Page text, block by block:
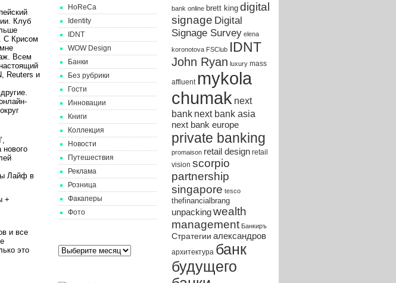
Клуб
С Крисом
Всем
Reuters и
Лайф в
+
и все
это
HoReCa
Identity
IDNT
WOW Design
Банки
Без рубрики
Гости
Инновации
Книги
Коллекция
Новости
Путешествия
Реклама
Розница
Факаперы
Фото
bank online brett king digital
signage Digital
Signage Survey elena
koronotova FSClub IDNT
John Ryan luxury mass
affluent mykola
chumak next
bank next bank asia
next bank europe
private banking
promaison retail design retail
vision scorpio
partnership
singapore tesco
thefinancialbrang
unpackingwealth
management Банкиръ
Стратегии александров
архитектура банк
будущего